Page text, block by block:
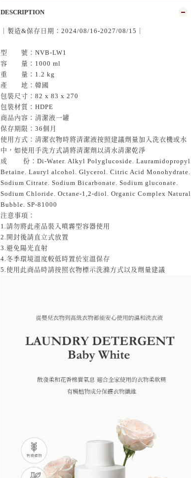
DESCRIPTION
｜製造&保存日期：2024/08/16-2027/08/15｜
型 號：NVB-LW1
容 量：1000 ml
重 量：1.2 kg
產 地：韓國
包裝尺寸：82 x 83 x 270
包裝材質：HDPE
商品內容：清潔液一罐
保存期限：36個月
使用方式：清潔衣物時將清潔液按照建議劑量加入洗衣機或水
中，如使用手洗方式請將清潔劑以清水清潔乾淨
成 份：Di-Water. Alkyl Polyglucoside. Lauramidopropyl
Betaine. Lauryl alcohol. Glycerol. Citric Acid Monohydrate.
Sodium Citrate. Sodium Bicarbonate. Sodium gluconate.
Sodium Chloride. Octane-1,2-diol. Organic Complex Natural
Bubble. SP-81000
注意事項：
1.請勿將此產品裝入噴霧型容器使用
2.開封後請直立式放置
3.避免陽光直射
4.冬季環境溫度較低時置於室溫保存
5.使用此商品時請按照衣物標示洗滌方式以及劑量建議